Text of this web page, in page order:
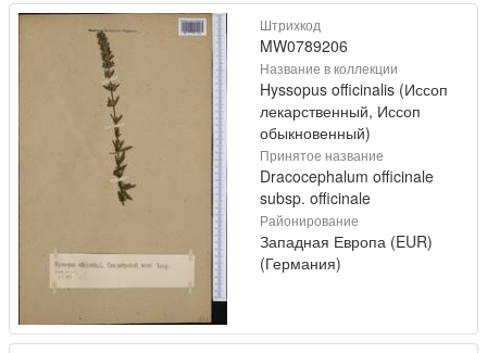
Штрихкод
MW0789206
Название в коллекции
Hyssopus officinalis (Иссоп
лекарственный, Иссоп
обыкновенный)
Принятое название
Dracocephalum officinale
subsp. officinale
Районирование
Западная Европа (EUR)
(Германия)